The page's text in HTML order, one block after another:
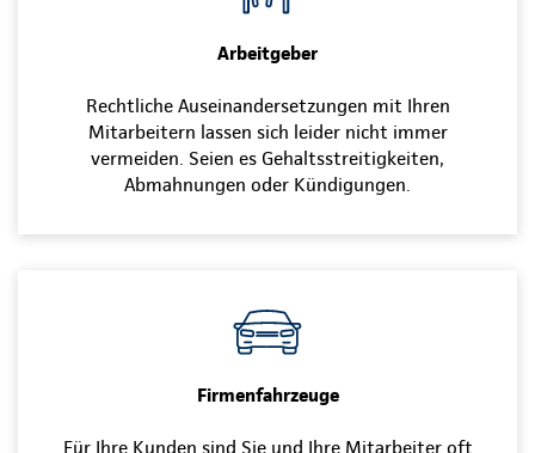
Arbeitgeber
Rechtliche Auseinandersetzungen mit Ihren
Mitarbeitern lassen sich leider nicht immer
vermeiden. Seien es Gehaltsstreitigkeiten,
Abmahnungen oder Kündigungen.
Firmenfahrzeuge
Für Ihre Kunden sind Sie und Ihre Mitarbeiter oft